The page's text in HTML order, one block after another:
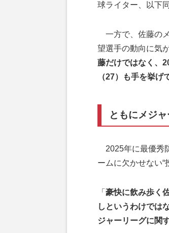
球ライター、以下同
一方で、佐藤の
望選手の動向に気
藤だけではなく、
（27）も手を挙げ
ともにメジ
2025年に最優秀
ームに欠かせない“
「 豪快に飲み歩く
しというわけでは
ジャーリーグに関